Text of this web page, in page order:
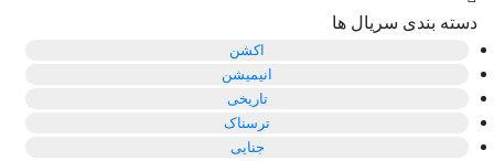
دسته بندی سریال ها
اکشن
انیمیشن
تاریخی
ترسناک
جنایی